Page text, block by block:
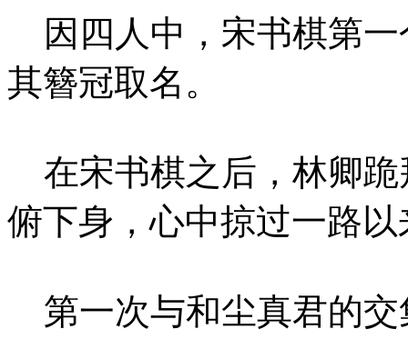
因四人中，宋书棋第一
其簪冠取名。
在宋书棋之后，林卿跪
俯下身，心中掠过一路
第一次与和尘真君的交